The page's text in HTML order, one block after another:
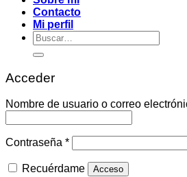
Contacto
Mi perfil
Buscar
por:
Acceder
Nombre de usuario o correo
Contraseña *Obligatorio
Recuérdame Acceso